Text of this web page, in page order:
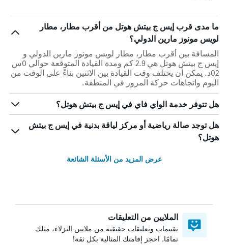
ما مدى قرب إيس ج بيتش هوتل من أقرب مطار، مطار
لويس مونوز مارين الدولي؟
المسافة بين أقرب مطار، مطار لويس مونوز مارين الدولي و
إيس ج بيتش هوتل هي 2.9 كم ومدة القيادة المتوقعة حوالي 0س
02د. يمكن أن يختلف وقت القيادة بين الاثنين بناءً على الوقت من
اليوم واتجاهات حركة المرور في المنطقة.
هل تتوفر خدمة الواي فاي في إيس ج بيتش هوتل؟
هل توجد صالة رياضية أو مركز لياقة بدنية في إيس ج بيتش
هوتل؟
عرض المزيد من الأسئلة الشائعة
الملايين من التعليقات
تقييمات وتعليقات حقيقية من ملايين النزلاء، مثلك
تمامًا. احجز إقامتك المثالية بكل ثقة!